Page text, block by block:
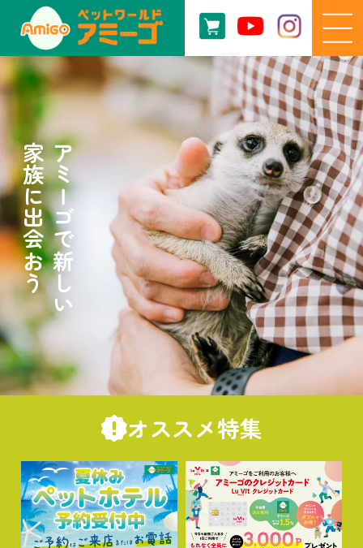
アミーゴで新しい
家族に出会おう
オススメ特集